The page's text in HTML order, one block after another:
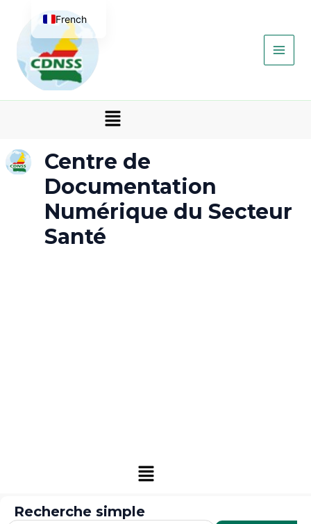
contenu
Menu
Centre de
Documentation
Numérique du Secteur
Santé
Menu
Recherche simple
French
English